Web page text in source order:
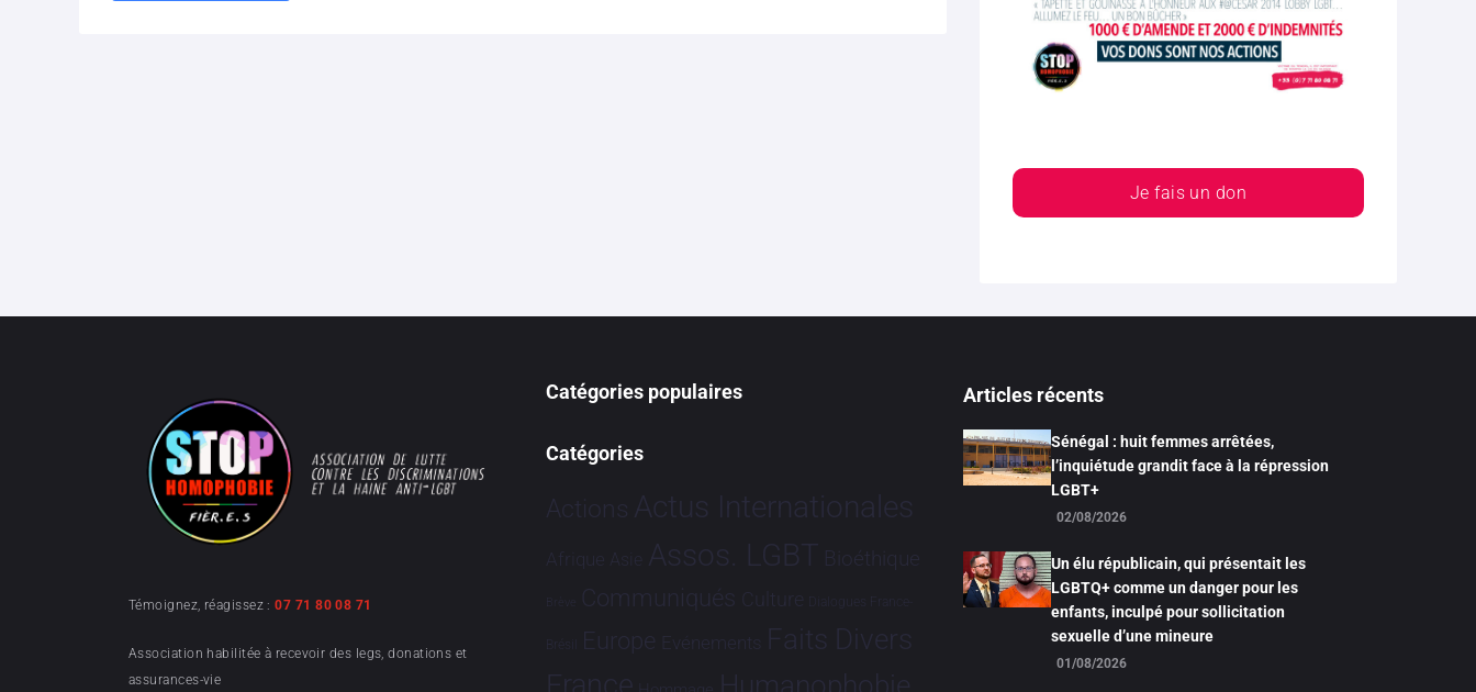
Je fais un don
Témoignez, réagissez :07 71 80 08 71
Association habilitée à recevoir des legs, donations et
assurances-vie
Catégories populaires
Catégories
Actions Actus Internationales
Afrique Asie Assos. LGBT Bioéthique
Brève Communiqués Culture Dialogues France-
Brésil Europe Evénements Faits Divers
Humanophobie
Articles récents
Sénégal : huit femmes arrêtées,
l’inquiétude grandit face à la répression
LGBT+
02/08/2026
Un élu républicain, qui présentait les
LGBTQ+ comme un danger pour les
enfants, inculpé pour sollicitation
sexuelle d’une mineure
01/08/2026